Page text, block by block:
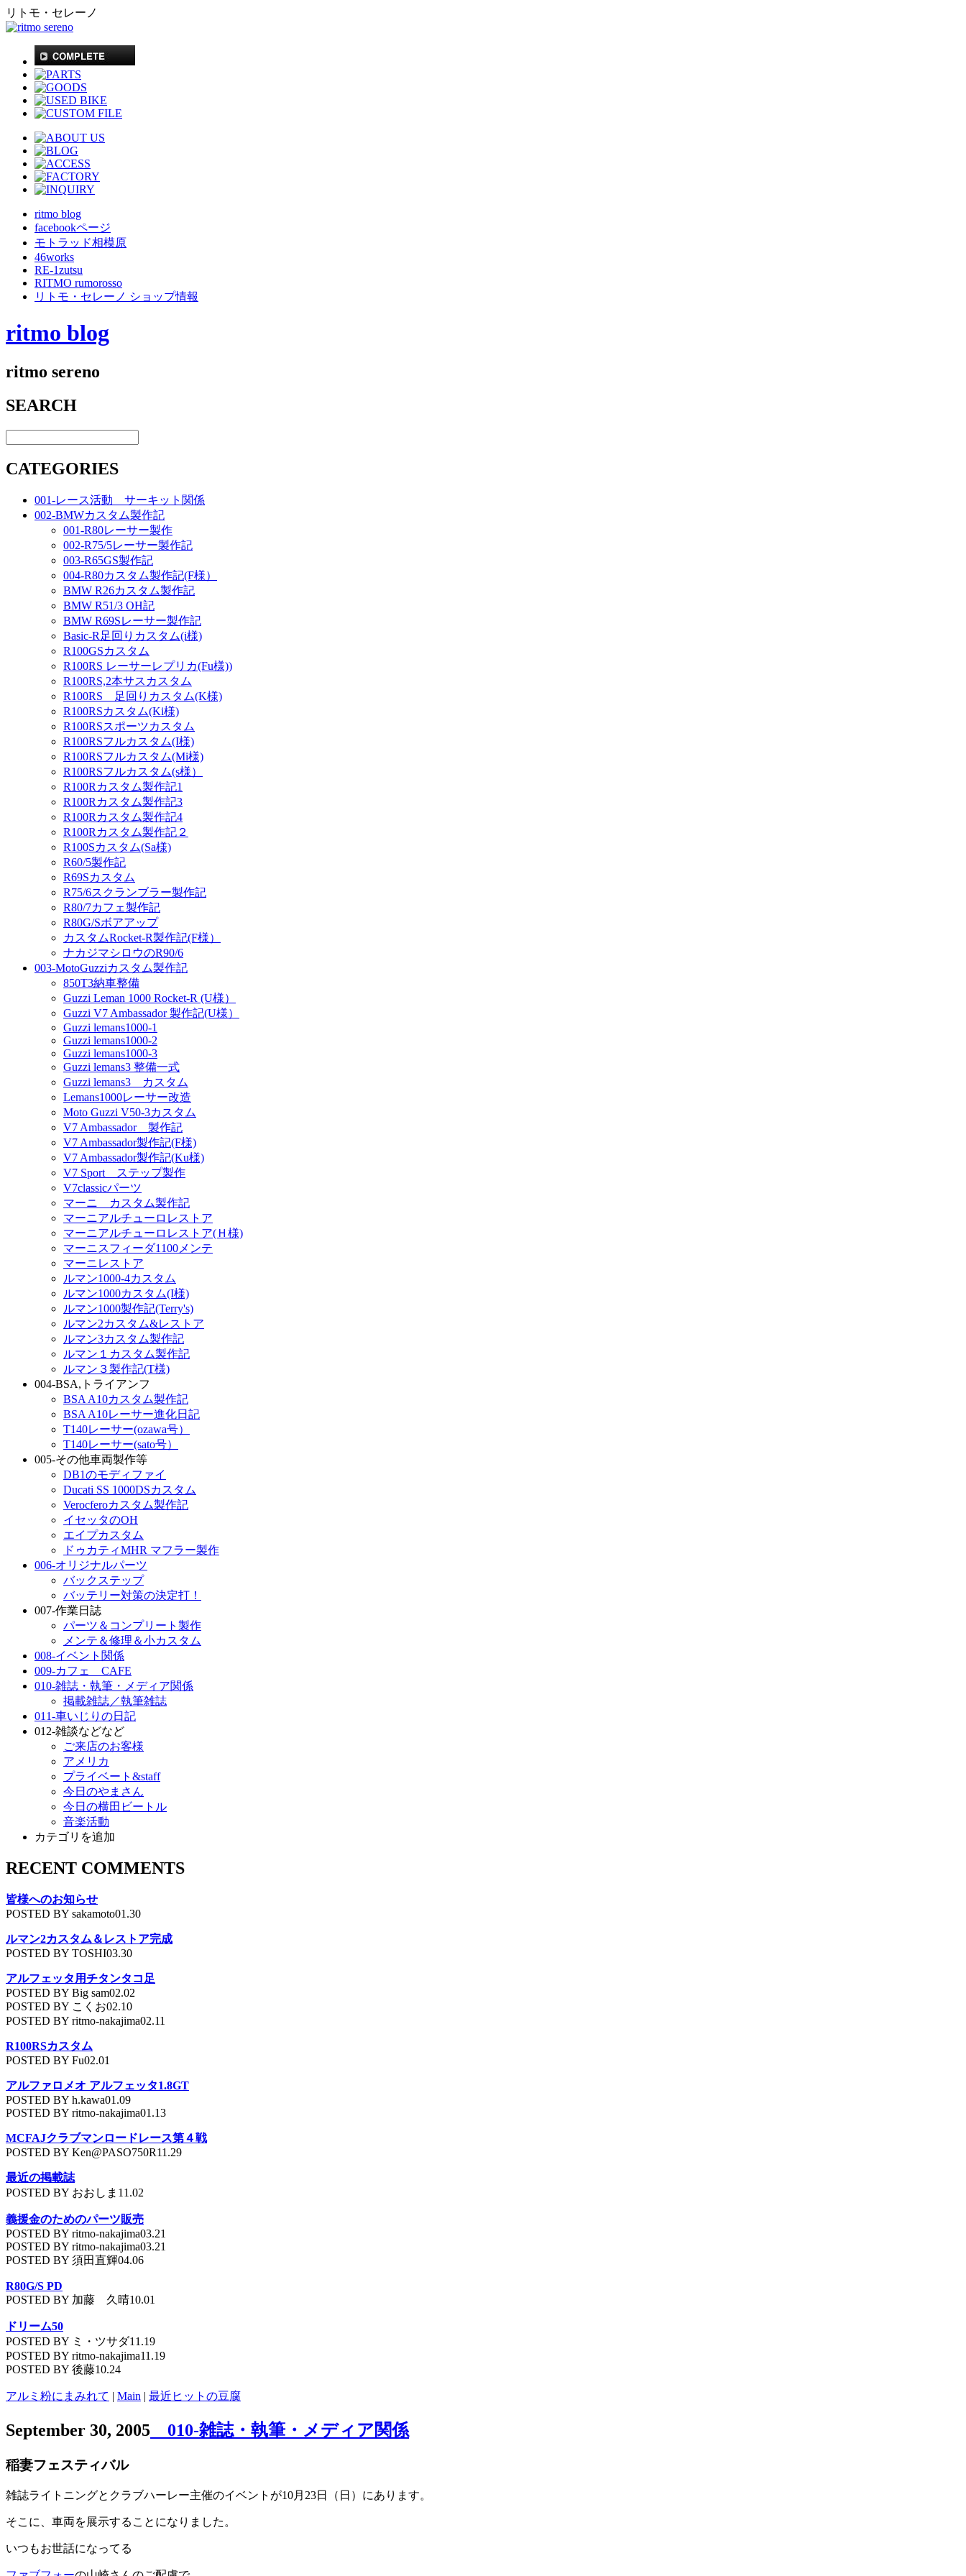
リトモ・セレーノ
ritmo blog
facebookページ
モトラッド相模原
46works
RE-1zutsu
RITMO rumorosso
リトモ・セレーノ ショップ情報
ritmo blog
ritmo sereno
SEARCH
CATEGORIES
001-レース活動 サーキット関係
002-BMWカスタム製作記
001-R80レーサー製作
002-R75/5レーサー製作記
003-R65GS製作記
004-R80カスタム製作記(F様）
BMW R26カスタム製作記
BMW R51/3 OH記
BMW R69Sレーサー製作記
Basic-R足回りカスタム(i様)
R100GSカスタム
R100RS レーサーレプリカ(Fu様))
R100RS,2本サスカスタム
R100RS 足回りカスタム(K様)
R100RSカスタム(Ki様)
R100RSスポーツカスタム
R100RSフルカスタム(I様)
R100RSフルカスタム(Mi様)
R100RSフルカスタム(s様）
R100Rカスタム製作記1
R100Rカスタム製作記3
R100Rカスタム製作記4
R100Rカスタム製作記２
R100Sカスタム(Sa様)
R60/5製作記
R69Sカスタム
R75/6スクランブラー製作記
R80/7カフェ製作記
R80G/Sボアアップ
カスタムRocket-R製作記(F様）
ナカジマシロウのR90/6
003-MotoGuzziカスタム製作記
850T3納車整備
Guzzi Leman 1000 Rocket-R (U様）
Guzzi V7 Ambassador 製作記(U様）
Guzzi lemans1000-1
Guzzi lemans1000-2
Guzzi lemans1000-3
Guzzi lemans3 整備一式
Guzzi lemans3 カスタム
Lemans1000レーサー改造
Moto Guzzi V50-3カスタム
V7 Ambassador 製作記
V7 Ambassador製作記(F様)
V7 Ambassador製作記(Ku様)
V7 Sport ステップ製作
V7classicパーツ
マーニ カスタム製作記
マーニアルチューロレストア
マーニアルチューロレストア(Ｈ様)
マーニスフィーダ1100メンテ
マーニレストア
ルマン1000-4カスタム
ルマン1000カスタム(I様)
ルマン1000製作記(Terry's)
ルマン2カスタム&レストア
ルマン3カスタム製作記
ルマン１カスタム製作記
ルマン３製作記(T様)
004-BSA,トライアンフ
BSA A10カスタム製作記
BSA A10レーサー進化日記
T140レーサー(ozawa号）
T140レーサー(sato号）
005-その他車両製作等
DB1のモディファイ
Ducati SS 1000DSカスタム
Verocferoカスタム製作記
イセッタのOH
エイプカスタム
ドゥカティMHR マフラー製作
006-オリジナルパーツ
バックステップ
バッテリー対策の決定打！
007-作業日誌
パーツ＆コンプリート製作
メンテ＆修理＆小カスタム
008-イベント関係
009-カフェ CAFE
010-雑誌・執筆・メディア関係
掲載雑誌／執筆雑誌
011-車いじりの日記
012-雑談などなど
ご来店のお客様
アメリカ
プライベート&staff
今日のやまさん
今日の横田ビートル
音楽活動
カテゴリを追加
RECENT COMMENTS
皆様へのお知らせ
POSTED BY sakamoto01.30
ルマン2カスタム＆レストア完成
POSTED BY TOSHI03.30
アルフェッタ用チタンタコ足
POSTED BY Big sam02.02
POSTED BY こくお02.10
POSTED BY ritmo-nakajima02.11
R100RSカスタム
POSTED BY Fu02.01
アルファロメオ アルフェッタ1.8GT
POSTED BY h.kawa01.09
POSTED BY ritmo-nakajima01.13
MCFAJクラブマンロードレース第４戦
POSTED BY Ken@PASO750R11.29
最近の掲載誌
POSTED BY おおしま11.02
義援金のためのパーツ販売
POSTED BY ritmo-nakajima03.21
POSTED BY ritmo-nakajima03.21
POSTED BY 須田直輝04.06
R80G/S PD
POSTED BY 加藤 久晴10.01
ドリーム50
POSTED BY ミ・ツサダ11.19
POSTED BY ritmo-nakajima11.19
POSTED BY 後藤10.24
アルミ粉にまみれて | Main | 最近ヒットの豆腐
September 30, 2005 010-雑誌・執筆・メディア関係
稲妻フェスティバル
雑誌ライトニングとクラブハーレー主催のイベントが10月23日（日）にあります。
そこに、車両を展示することになりました。
いつもお世話になってる